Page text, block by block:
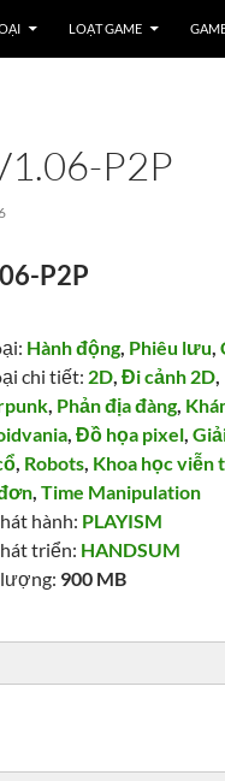
LOẠT GAME
P2P
P2P
Hành động, Phiêu lưu,
chi tiết: 2D,Đi cảnh 2D,
, Phản địa đàng,
,Đồ họa pixel,
, Robots, Khoa học viễn
,Time Manipulation
hành: PLAYISM
triển: HANDSUM
900 MB